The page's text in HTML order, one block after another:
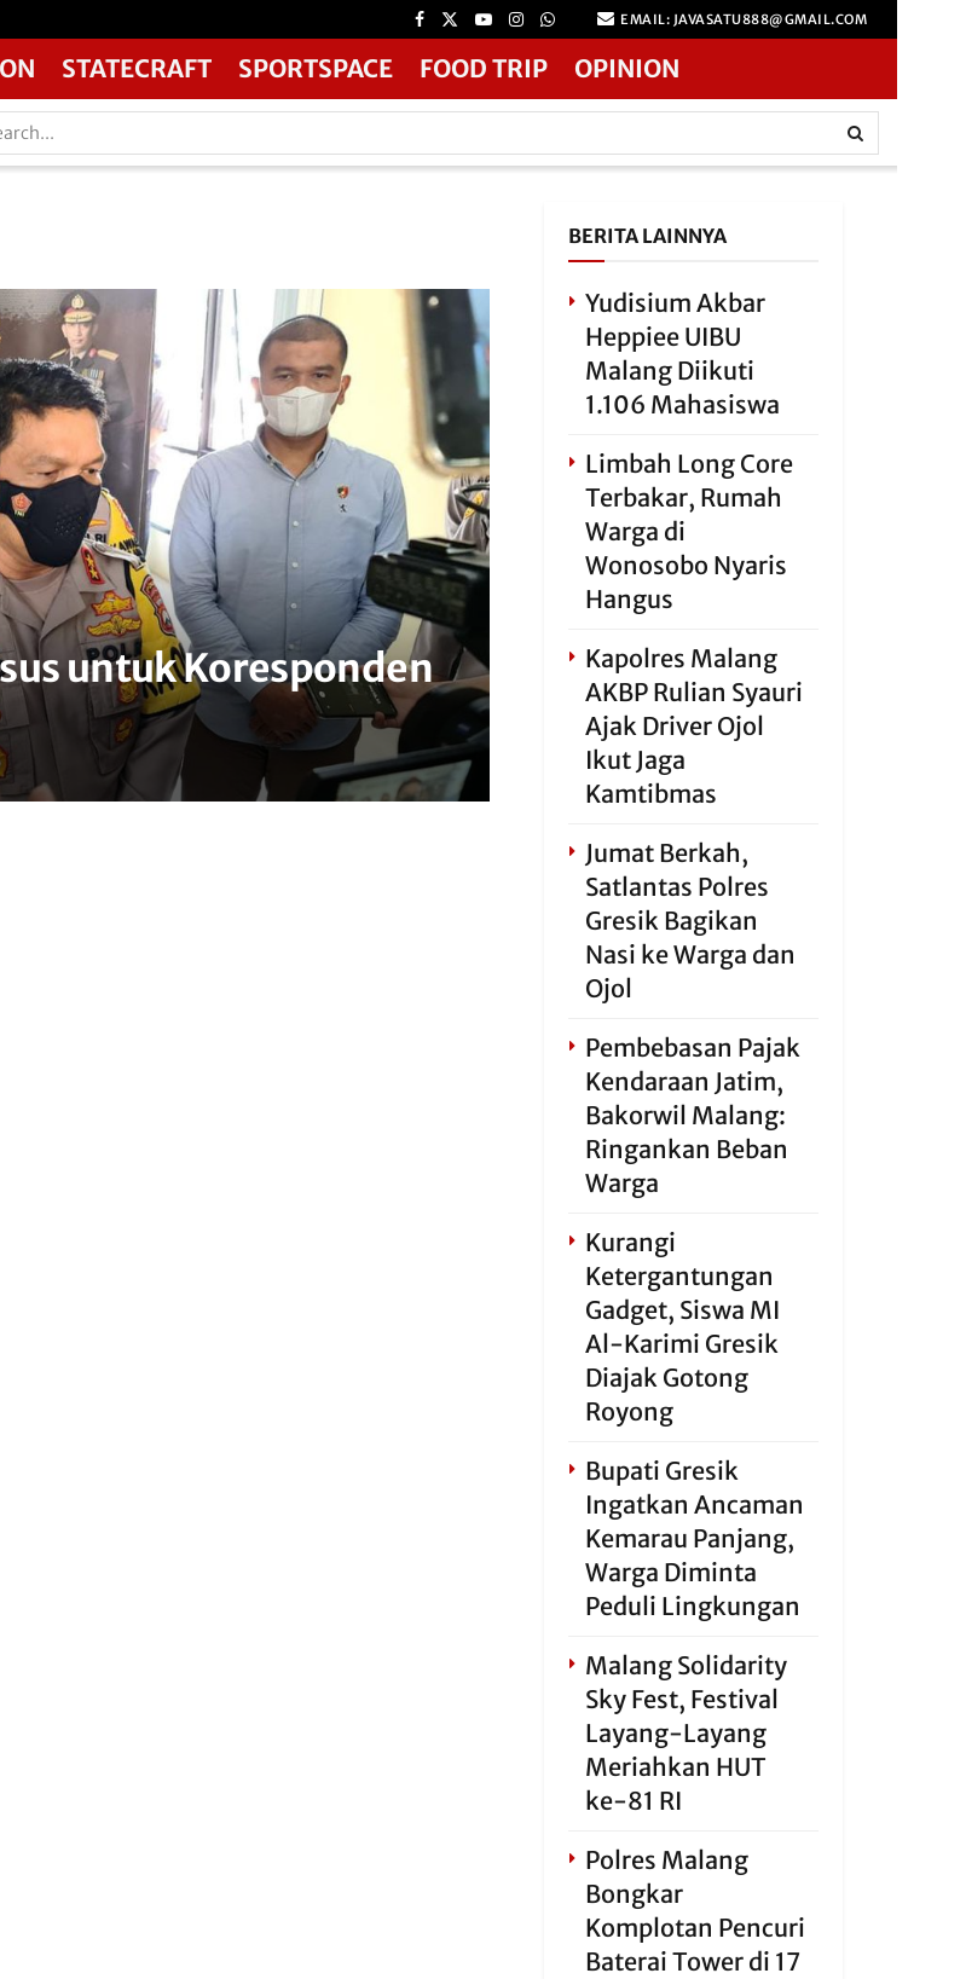
EMAIL: JAVASATU888@GMAIL.COM
STATECRAFT SPORTSPACE FOOD TRIP OPINION
untuk Koresponden
BERITA LAINNYA
Yudisium Akbar
Heppiee UIBU
Malang Diikuti
1.106 Mahasiswa
Limbah Long Core
Terbakar, Rumah
Warga di
Wonosobo Nyaris
Hangus
Kapolres Malang
AKBP Rulian Syauri
Ajak Driver Ojol
Ikut Jaga
Kamtibmas
Jumat Berkah,
Satlantas Polres
Gresik Bagikan
Nasi ke Warga dan
Ojol
Pembebasan Pajak
Kendaraan Jatim,
Bakorwil Malang:
Ringankan Beban
Warga
Kurangi
Ketergantungan
Gadget, Siswa MI
Al-Karimi Gresik
Diajak Gotong
Royong
Bupati Gresik
Ingatkan Ancaman
Kemarau Panjang,
Warga Diminta
Peduli Lingkungan
Malang Solidarity
Sky Fest, Festival
Layang-Layang
Meriahkan HUT
ke-81 RI
Polres Malang
Bongkar
Komplotan Pencuri
Baterai Tower di 17